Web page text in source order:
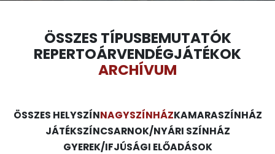
ÖSSZES TÍPUSBEMUTATÓK
REPERTOÁRVENDÉGJÁTÉKOK
ARCHÍVUM
ÖSSZES HELYSZÍNNAGYSZÍNHÁZKAMARASZÍNHÁZ
JÁTÉKSZÍNCSARNOK/NYÁRI SZÍNHÁZ
GYEREK/IFJÚSÁGI ELŐADÁSOK